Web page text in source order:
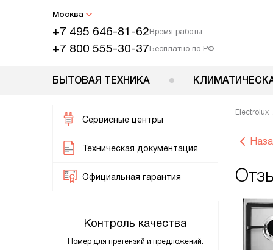
Москва
+7 495 646-81-62Время работы
+7 800 555-30-37Бесплатно по РФ
БЫТОВАЯ ТЕХНИКА
Сервисные центры
Техническая документация
Официальная гарантия
Контроль качества
Номер для претензий и предложений:
Electrolux